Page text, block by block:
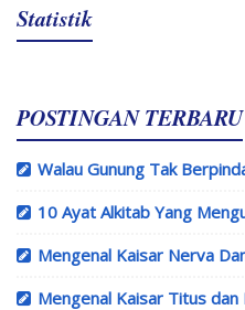
Statistik
POSTINGAN TERBARU
Walau Gunung Tak
10 Ayat Alkitab Yang
Mengenal Kaisar Nerva
Mengenal Kaisar Titus dan